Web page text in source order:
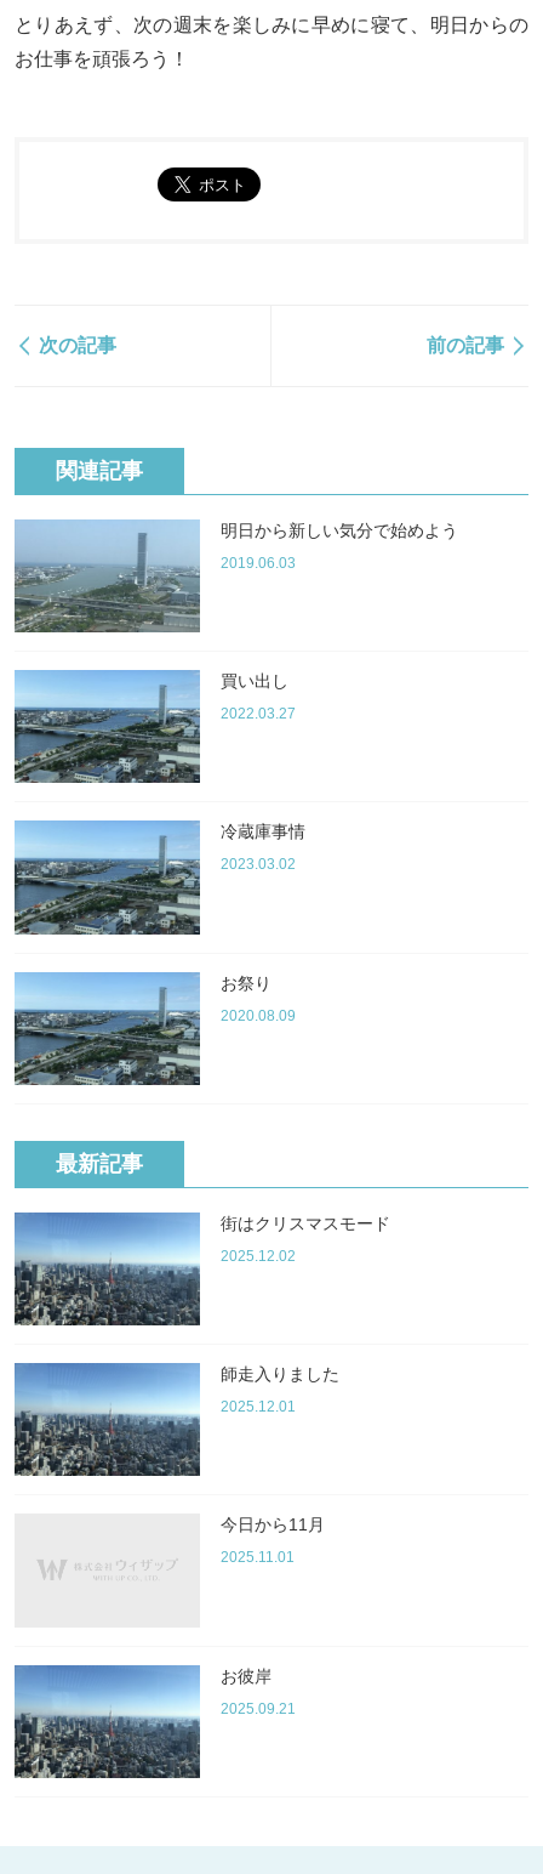
とりあえず、次の週末を楽しみに早めに寝て、明日からの
お仕事を頑張ろう！
次の記事 前の記事
関連記事
明日から新しい気分で始めよう
2019.06.03
買い出し
2022.03.27
冷蔵庫事情
2023.03.02
お祭り
2020.08.09
最新記事
街はクリスマスモード
2025.12.02
師走入りました
2025.12.01
今日から11月
2025.11.01
お彼岸
2025.09.21